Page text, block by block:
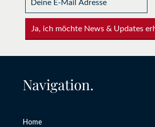
Ja, ich möchte News & Updates
Navigation.
Home